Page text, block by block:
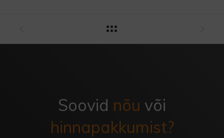
Soovid nõu või
hinnapakkumist?